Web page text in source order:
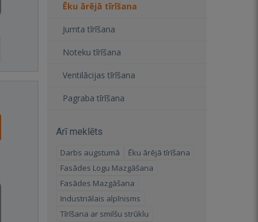
Ēku ārējā tīrīšana
Jumta tīrīšana
Noteku tīrīšana
Ventilācijas tīrīšana
Pagraba tīrīšana
Arī meklēts
Darbs augstumā
Ēku ārējā tīrīšana
Fasādes Logu Mazgāšana
Fasādes Mazgāšana
Industriālais alpīnisms
Tīrīšana ar smilšu strūklu